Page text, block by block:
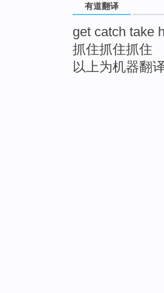
有道翻译
get catch take
抓住抓住抓住
以上为机器翻